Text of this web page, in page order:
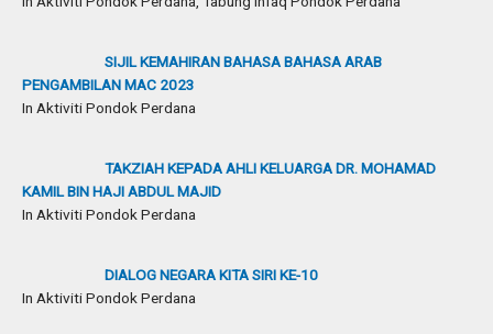
SIJIL KEMAHIRAN BAHASA BAHASA ARAB
PENGAMBILAN MAC 2023
In Aktiviti Pondok Perdana
TAKZIAH KEPADA AHLI KELUARGA DR. MOHAMAD
KAMIL BIN HAJI ABDUL MAJID
In Aktiviti Pondok Perdana
DIALOG NEGARA KITA SIRI KE-10
In Aktiviti Pondok Perdana